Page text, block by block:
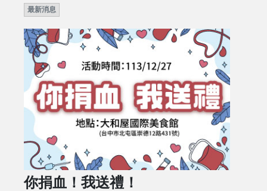
最新消息
你捐血！我送禮！